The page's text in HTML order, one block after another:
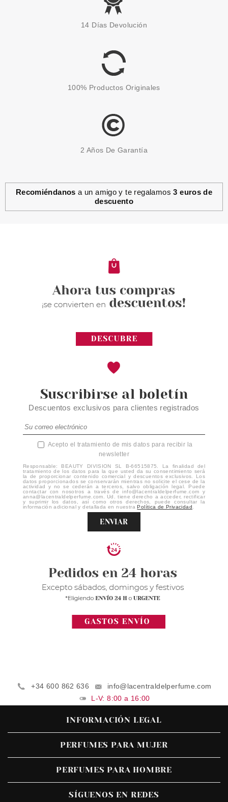
PACO RABANNE
200 ML
94.95€
PACO RABANNE
70.90€
14 Días Devolución
100% Productos Originales
2 Años De Garantía
Recomiéndanos a un amigo y te regalamos3 euros de
descuento
Suscribirse al boletín
Descuentos exclusivos para clientes registrados
Acepto el tratamiento de mis datos para recibir la
newsletter
Responsable: BEAUTY DIVISION SL B-66515875. La finalidad del
tratamiento de los datos para la que usted da su consentimiento será
la de proporcionar contenido comercial y descuentos exclusivos. Los
datos proporcionados se conservarán mientras no solicite el cese de la
actividad y no se cederán a terceros, salvo obligación legal. Puede
contactar con nosotros a través de info@lacentraldelperfume.com y
anna@lacentraldelperfume.com. Ud. tiene derecho a acceder, rectificar
y suprimir los datos, así como otros derechos, puede consultar la
información adicional y detallada en nuestraPolítica de Privacidad
ENVIAR
+34 600 862 636
info@lacentraldelperfume.com
L-V: 8:00 a 16:00
INFORMACIÓN LEGAL
PERFUMES PARA MUJER
PERFUMES PARA HOMBRE
SÍGUENOS EN REDES